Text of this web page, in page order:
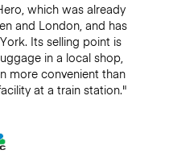
which was already
and London, and has
Its selling point is
in a local shop,
more convenient than
at a train station."